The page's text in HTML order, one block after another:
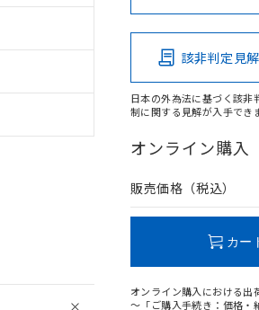
該非判定見
日本の外為法に基づく該非
制に関する見解が入手でき
オンライン購入
販売価格（税込）
カー
オンライン購入における出
～「ご購入手続き：価格・